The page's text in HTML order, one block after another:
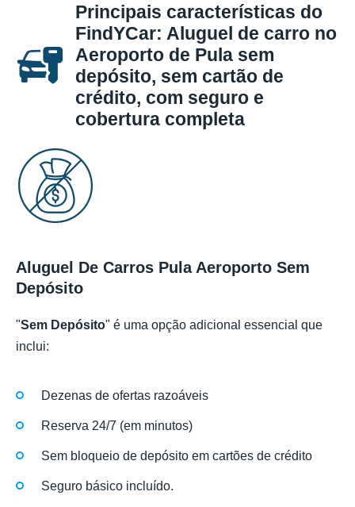
Principais características do
FindYCar: Aluguel de carro no
Aeroporto de Pula sem
depósito, sem cartão de
crédito, com seguro e
cobertura completa
Aluguel De Carros Pula Aeroporto Sem
Depósito
"Sem Depósito" é uma opção adicional essencial que
inclui:
Dezenas de ofertas razoáveis
Reserva 24/7 (em minutos)
Sem bloqueio de depósito em cartões de crédito
Seguro básico incluído.